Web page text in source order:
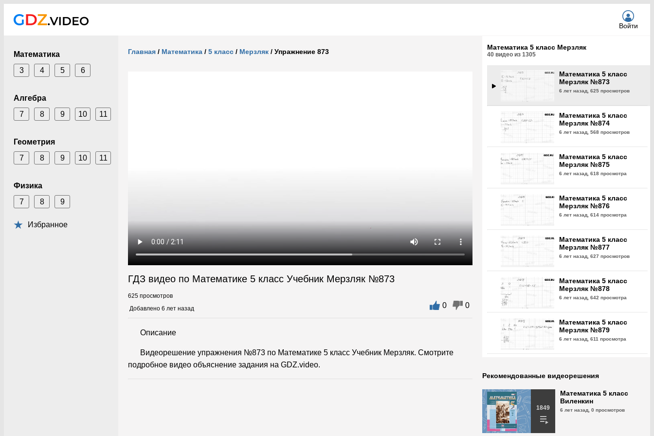
Войти
Математика
3
4 5 6
Алгебра
7
8 9 10 11
Геометрия
7
8 9 10 11
Физика
7
8 9
Избранное
Главная / Математика / 5 класс / Мерзляк / Упражнение 873
ГДЗ видео по Математике 5 класс Учебник Мерзляк №873
625 просмотров
Добавлено 6 лет назад
0 0
Описание
Видеорешение упражнения №873 по Математике 5 класс Учебник Мерзляк. Смотрите
подробное видео объяснение задания на GDZ.video.
Математика 5 класс Мерзляк
40 видео из 1305
6 лет назад,
Математика 5 класс
Мерзляк №873
6 лет назад, 625 просмотров
Математика 5 класс
Мерзляк №874
6 лет назад, 568 просмотров
Математика 5 класс
Мерзляк №875
6 лет назад, 618 просмотра
Математика 5 класс
Мерзляк №876
6 лет назад, 614 просмотра
Математика 5 класс
Мерзляк №877
6 лет назад, 627 просмотров
Математика 5 класс
Мерзляк №878
6 лет назад, 642 просмотра
Математика 5 класс
Мерзляк №879
6 лет назад, 611 просмотра
6 лет назад,
Математика 5 класс
Мерзляк №881
Рекомендованные видеорешения
1849
Математика 5 класс
Виленкин
6 лет назад, 0 просмотров